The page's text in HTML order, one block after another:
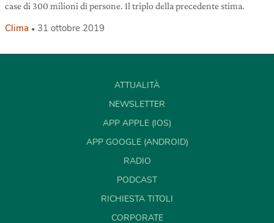
case di 300 milioni di persone. Il triplo della precedente stima.
Clima 31 ottobre 2019
ATTUALITÀ
NEWSLETTER
APP APPLE (IOS)
APP GOOGLE (ANDROID)
RADIO
PODCAST
RICHIESTA TITOLI
CORPORATE